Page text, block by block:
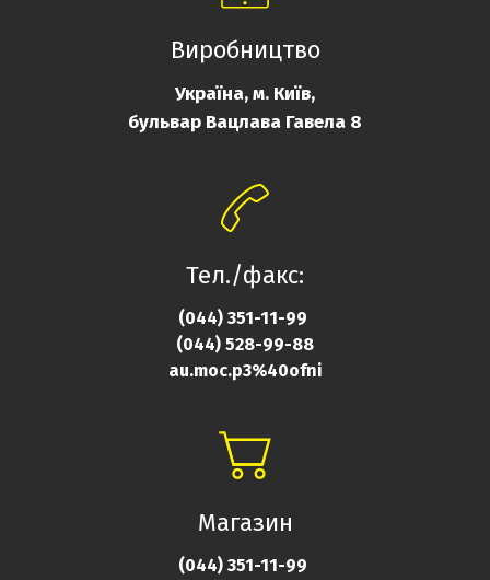
Виробництво
Україна, м. Київ,
бульвар Вацлава Гавела 8
Тел./факс:
(044) 351-11-99
(044) 528-99-88
au.moc.p3%40ofni
Магазин
(044) 351-11-99